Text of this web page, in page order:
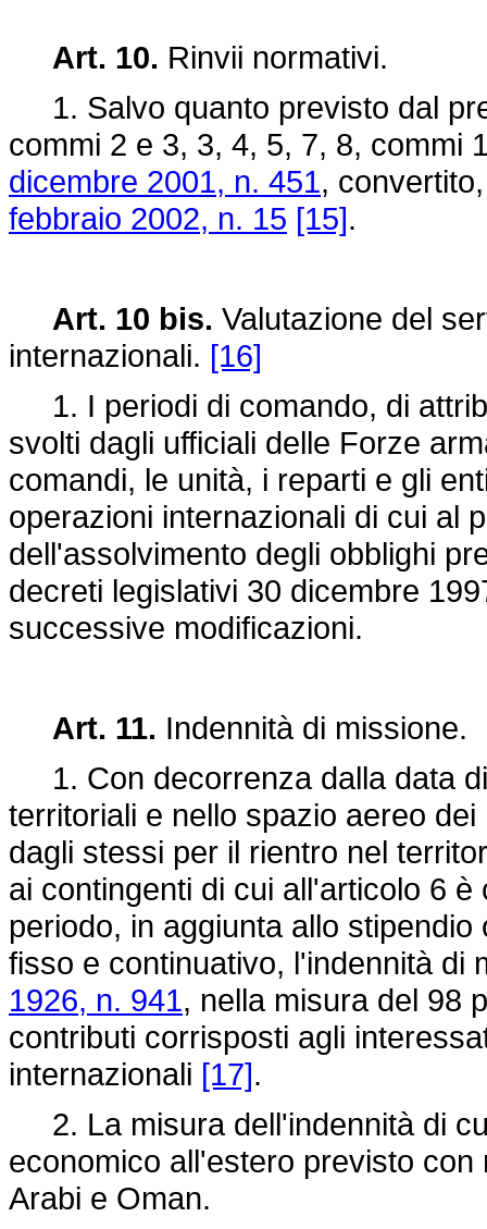
Art. 10. Rinvii normativi.
1. Salvo quanto previsto dal
commi 2 e 3, 3, 4, 5, 7, 8, commi
dicembre 2001, n. 451,
febbraio 2002, n. 15 [15].
Art. 10 bis. Valutazione del
internazionali. [16]
1. I periodi di comando, di
svolti dagli ufficiali delle Forze
comandi, le unità, i reparti e gli
operazioni internazionali di cui al
dell'assolvimento degli obblighi
decreti legislativi 30 dicembre
successive modificazioni.
Art. 11. Indennità di missione.
1. Con decorrenza dalla data
territoriali e nello spazio aereo
dagli stessi per il rientro nel
ai contingenti di cui all'articolo 6
periodo, in aggiunta allo
fisso e continuativo, l'indennità di
1926, n. 941, nella misura del 98
contributi corrisposti agli
internazionali [17].
2. La misura dell'indennità di
economico all'estero previsto
Arabi e Oman.